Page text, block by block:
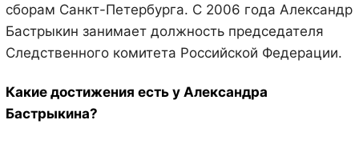
сборам Санкт-Петербурга. С 2006 года Александр
Бастрыкин занимает должность председателя
Следственного комитета Российской Федерации.
Какие достижения есть у Александра
Бастрыкина?